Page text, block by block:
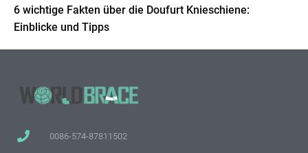
6 wichtige Fakten über die Doufurt Knieschiene:
Einblicke und Tipps
0086-574-87811502